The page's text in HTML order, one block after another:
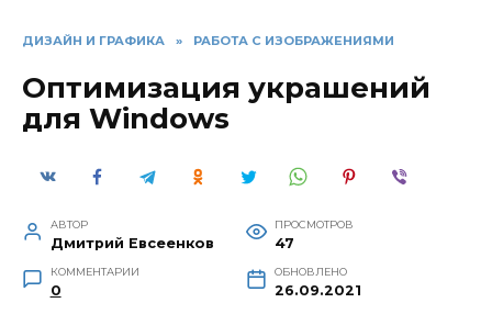
ДИЗАЙН И ГРАФИКА » РАБОТА С ИЗОБРАЖЕНИЯМИ
Оптимизация украшений
для Windows
АВТОР
Дмитрий Евсеенков
ПРОСМОТРОВ
47
КОММЕНТАРИИ
0
ОБНОВЛЕНО
26.09.2021